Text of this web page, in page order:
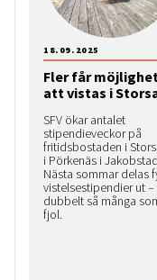
Fler får möjlighet
att vistas i
SFV ökar antalet
stipendieveckor på
fritidsbostaden i
i Pörkenäs i
Nästa sommar delas
vistelsestipendier ut –
dubbelt så många
fjol.
18.09.2025